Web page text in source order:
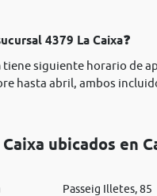
4379 La Caixa❓
tiene siguiente horario de
hasta abril, ambos
ubicados en
Passeig Illetes, 85